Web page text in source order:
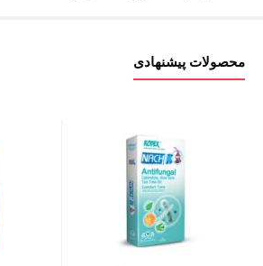
محصولات پیشنهادی